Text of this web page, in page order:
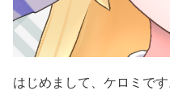
はじめまして、ケロミです